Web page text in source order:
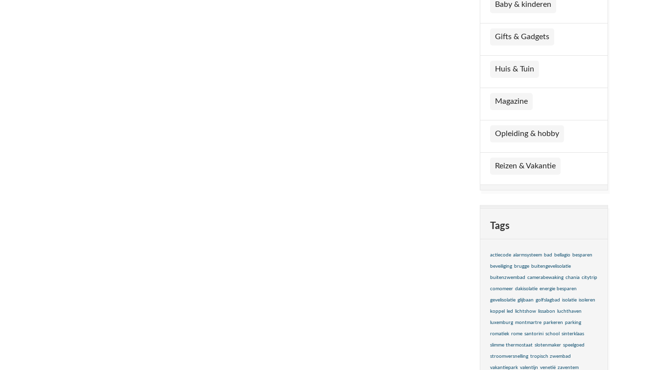
Baby & kinderen
Gifts & Gadgets
Huis & Tuin
Magazine
Opleiding & hobby
Reizen & Vakantie
Tags
actiecode alarmsysteem bad bellagio besparen
beveiliging brugge buitengevelisolatie
buitenzwembad camerabewaking chania citytrip
comomeer dakisolatie energie besparen
gevelisolatie glijbaan golfslagbad isolatie isoleren
koppel led lichtshow lissabon luchthaven
luxemburg montmartre parkeren parking
romatiek rome santorini school sinterklaas
slimme thermostaat slotenmaker speelgoed
stroomversnelling tropisch zwembad
vakantiepark valentijn venetië zaventem